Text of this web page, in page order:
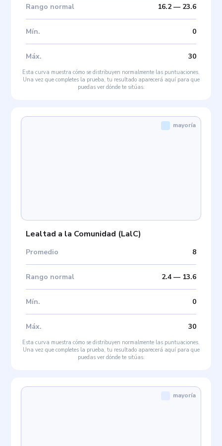
Rango normal 16.2— 23.6
Mín. 0
Máx. 30
Esta curva muestra cómo se distribuyen normalmente las puntuaciones.
Una vez que completes la prueba, tu resultado aparecerá aquí para que
puedas ver dónde te sitúas.
Lealtad a la Comunidad (LalC)
Promedio 8
Rango normal 2.4— 13.6
Mín. 0
Máx. 30
mayoría
Esta curva muestra cómo se distribuyen normalmente las puntuaciones.
Una vez que completes la prueba, tu resultado aparecerá aquí para que
puedas ver dónde te sitúas.
mayoría